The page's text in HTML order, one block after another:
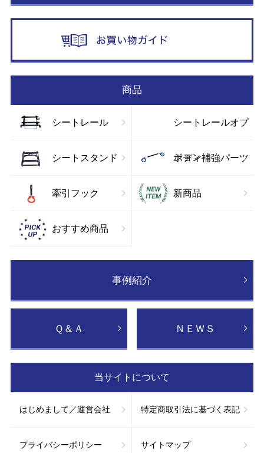
商品
シートレール シートレールオプ
ション
シートスタンド ボディ補強パーツ
牽引フック 新商品
おすすめ商品
事例紹介
Ｑ＆Ａ ＮＥＷＳ
当サイトについて
はじめまして／運営会社 特定商取引法に基づく表記
プライバシーポリシー サイトマップ